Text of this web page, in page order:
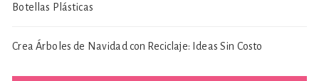
Botellas Plásticas
Crea Árboles de Navidad con Reciclaje: Ideas Sin Costo